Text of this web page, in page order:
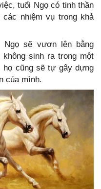
tuổi Ngọ có tinh thần
các nhiệm vụ trong khả
sẽ vươn lên bằng
sinh ra trong một
cũng sẽ tự gây dựng
của mình.